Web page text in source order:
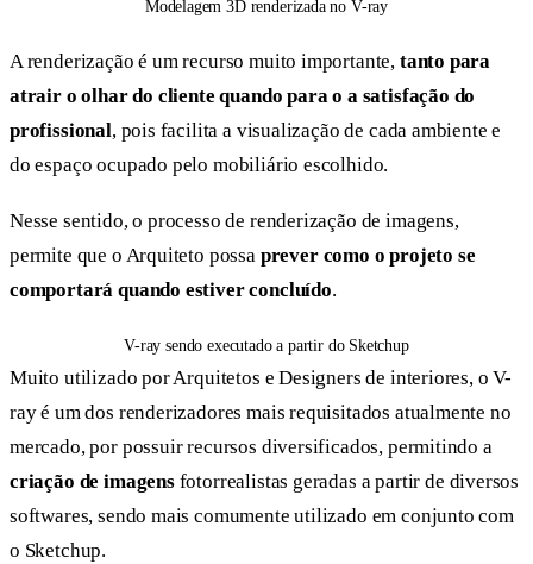
Modelagem 3D renderizada no V-ray
A renderização é um recurso muito importante, tanto para
atrair o olhar do cliente quando para o a satisfação do
profissional, pois facilita a visualização de cada ambiente e
do espaço ocupado pelo mobiliário escolhido.
Nesse sentido, o processo de renderização de imagens,
permite que o Arquiteto possa prever como o projeto se
comportará quando estiver concluído.
V-ray sendo executado a partir do Sketchup
Muito utilizado por Arquitetos e Designers de interiores, o V-
ray é um dos renderizadores mais requisitados atualmente no
mercado, por possuir recursos diversificados, permitindo a
criação de imagensfotorrealistas geradas a partir de diversos
softwares, sendo mais comumente utilizado em conjunto com
o Sketchup.